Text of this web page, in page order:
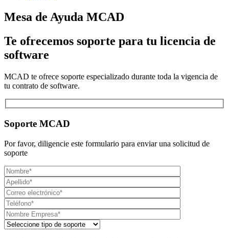
Mesa de Ayuda MCAD
Te ofrecemos soporte para tu licencia de
software
MCAD te ofrece soporte especializado durante toda la vigencia de
tu contrato de software.
Soporte MCAD
Por favor, diligencie este formulario para enviar una solicitud de
soporte